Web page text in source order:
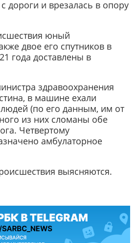
дороги и врезалась в опору
юный
двое его спутников в
года доставлены в
здравоохранения
в машине ехали
(по его данным, им от
из них сломаны обе
Четвертому
амбулаторное
выясняются.